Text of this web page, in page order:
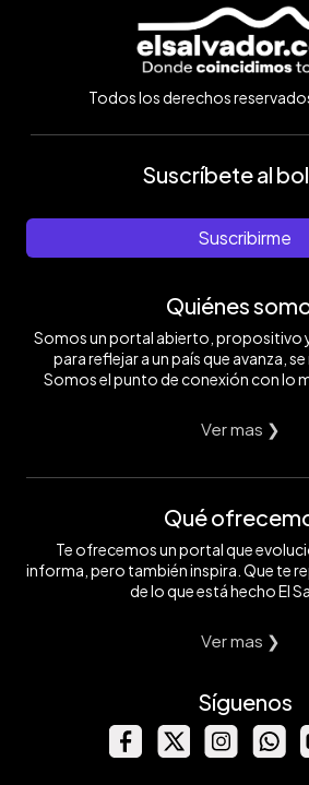
Todos los derechos
Suscríbete al
Suscribirme
Quiénes
Somos un portal abierto, propositivo
para reflejar a un país que avanza, se
Somos el punto de conexión con lo
Ver mas ❯
Qué
Te ofrecemos un portal que
informa, pero también inspira. Que te
de lo que está hecho El
Ver mas ❯
Síguenos